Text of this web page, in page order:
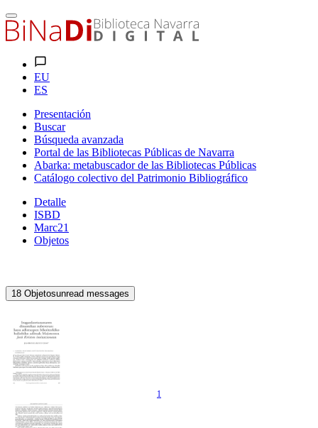
EU
ES
Presentación
Buscar
Búsqueda avanzada
Portal de las Bibliotecas Públicas de Navarra
Abarka: metabuscador de las Bibliotecas Públicas
Catálogo colectivo del Patrimonio Bibliográfico
Detalle
ISBD
Marc21
Objetos
18 Objetosunread messages
1